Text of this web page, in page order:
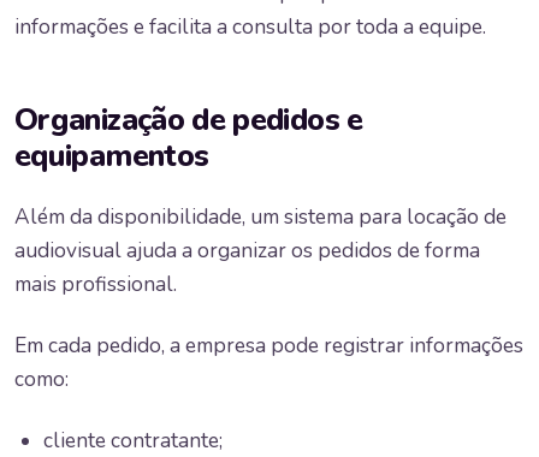
informações e facilita a consulta por toda a equipe.
Organização de pedidos e
equipamentos
Além da disponibilidade, um sistema para locação de
audiovisual ajuda a organizar os pedidos de forma
mais profissional.
Em cada pedido, a empresa pode registrar informações
como:
cliente contratante;